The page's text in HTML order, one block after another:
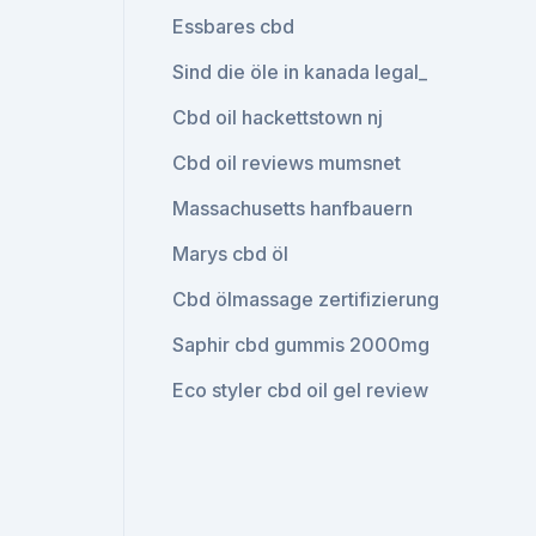
Essbares cbd
Sind die öle in kanada legal_
Cbd oil hackettstown nj
Cbd oil reviews mumsnet
Massachusetts hanfbauern
Marys cbd öl
Cbd ölmassage zertifizierung
Saphir cbd gummis 2000mg
Eco styler cbd oil gel review